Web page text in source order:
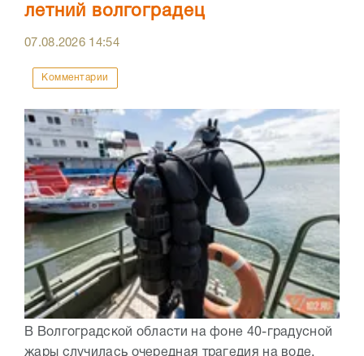
летний волгоградец
07.08.2026 14:54
Комментарии
В Волгоградской области на фоне 40-градусной
жары случилась очередная трагедия на воде.